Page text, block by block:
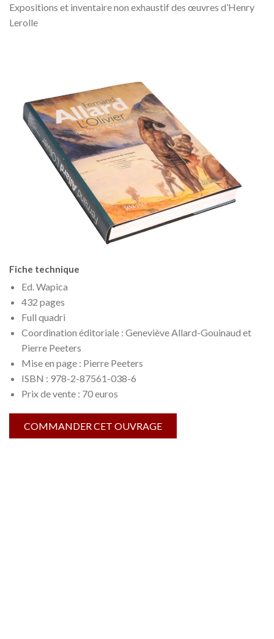
Expositions et inventaire non exhaustif des œuvres d’Henry
Lerolle
Fiche technique
Ed. Wapica
432 pages
Full quadri
Coordination éditoriale : Geneviève Allard-Gouinaud et
Pierre Peeters
Mise en page : Pierre Peeters
ISBN : 978-2-87561-038-6
Prix de vente : 70 euros
COMMANDER CET OUVRAGE